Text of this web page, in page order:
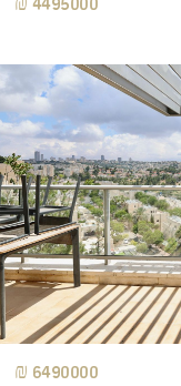
6490000 ₪